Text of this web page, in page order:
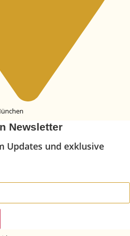
Newsletter
Updates und exklusive